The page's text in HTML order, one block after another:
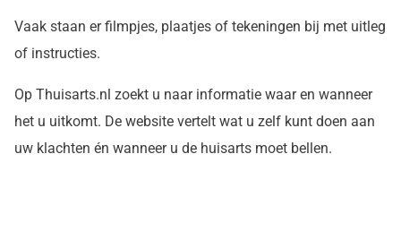
Vaak staan er filmpjes, plaatjes of tekeningen bij met uitleg
of instructies.
Op Thuisarts.nl zoekt u naar informatie waar en wanneer
het u uitkomt. De website vertelt wat u zelf kunt doen aan
uw klachten én wanneer u de huisarts moet bellen.